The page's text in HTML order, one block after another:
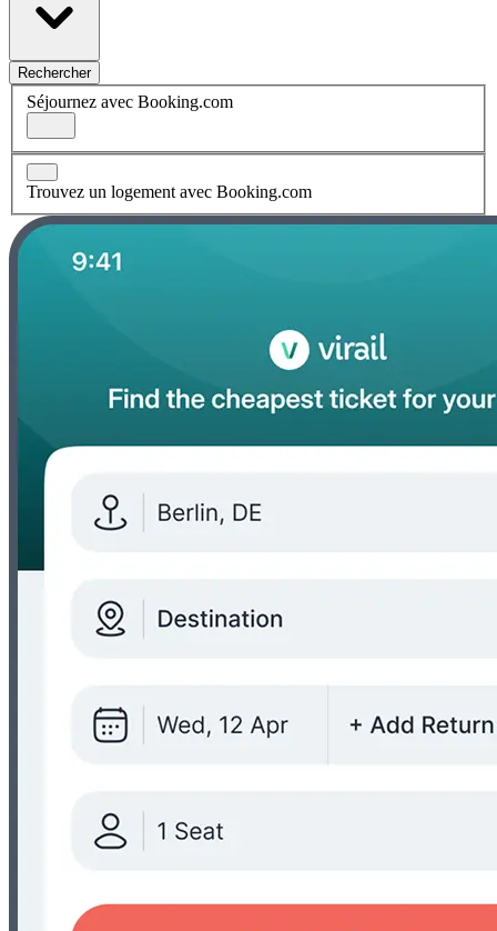
Rechercher
Séjournez avec Booking.com
Trouvez un logement avec Booking.com